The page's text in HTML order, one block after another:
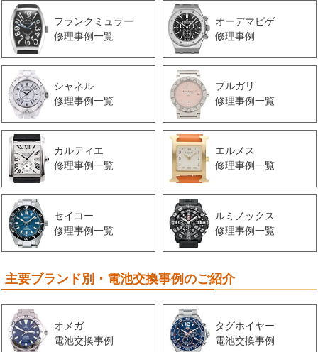
フランクミュラー
修理事例一覧
オーデマピゲ
修理事例
シャネル
修理事例一覧
ブルガリ
修理事例一覧
カルティエ
修理事例一覧
エルメス
修理事例一覧
セイコー
修理事例一覧
ルミノックス
修理事例一覧
主要ブランド別・電池交換事例のご紹介
オメガ
電池交換事例
タグホイヤー
電池交換事例